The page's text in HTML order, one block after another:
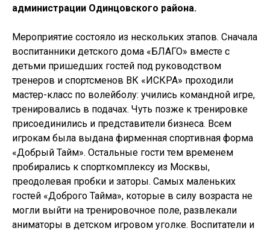
администрации Одинцовского района.
Мероприятие состояло из нескольких этапов. Сначала
воспитанники детского дома «БЛАГО» вместе с
детьми пришедших гостей под руководством
тренеров и спортсменов ВК «ИСКРА» проходили
мастер-класс по волейболу: учились командной игре,
тренировались в подачах. Чуть позже к тренировке
присоединились и представители бизнеса. Всем
игрокам была выдана фирменная спортивная форма
«Добрый Тайм». Остальные гости тем временем
пробирались к спорткомплексу из Москвы,
преодолевая пробки и заторы. Самых маленьких
гостей «Доброго Тайма», которые в силу возраста не
могли выйти на тренировочное поле, развлекали
аниматоры в детском игровом уголке. Воспитатели и